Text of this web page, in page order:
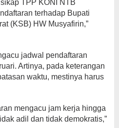
TPP KONI NTB
terhadap Bupati
(KSB) HW Musyafirin,”
jadwal pendaftaran
Artinya, pada keterangan
waktu, mestinya harus
mengacu jam kerja hingga
adil dan tidak demokratis,”